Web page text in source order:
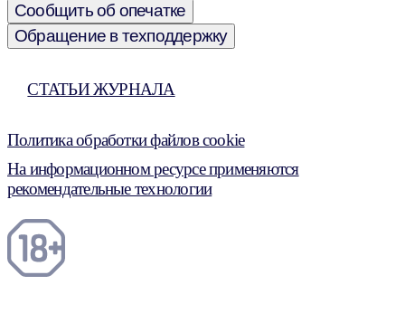
Сообщить об опечатке
Обращение в техподдержку
СТАТЬИ ЖУРНАЛА
Политика обработки файлов cookie
На информационном ресурсе применяются
рекомендательные технологии